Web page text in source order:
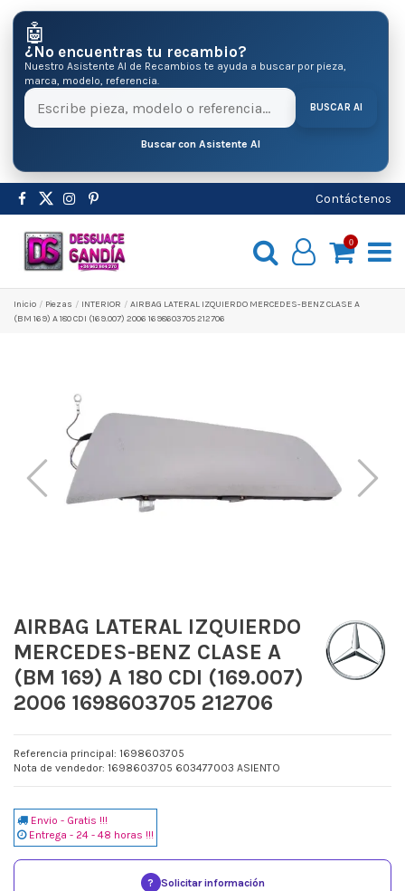
🤖
¿No encuentras tu recambio?
Nuestro Asistente AI de Recambios te ayuda a buscar por pieza,
marca, modelo, referencia.
BUSCAR AI
Buscar con Asistente AI
Contáctenos
0
Inicio Pіezas INTERIOR
AIRBAG LATERAL IZQUIERDO MERCEDES-BENZ CLASE A
(BM 169) A 180 CDI (169.007) 2006 1698603705 212706
AIRBAG LATERAL IZQUIERDO
MERCEDES-BENZ CLASE A
(BM 169) A 180 CDI (169.007)
2006 1698603705 212706
Referencia principal: 1698603705
Nota de vendedor: 1698603705 603477003 ASIENTO
Envio - Gratis !!!
Entrega - 24 - 48 horas !!!
? Solicitar información